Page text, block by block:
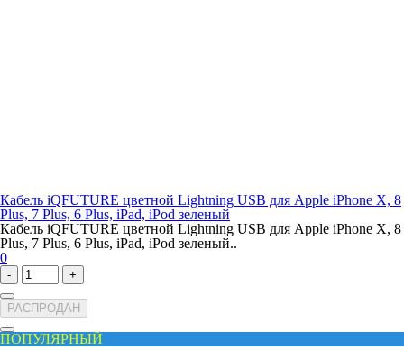
Кабель iQFUTURE цветной Lightning USB для Apple iPhone X, 8
Plus, 7 Plus, 6 Plus, iPad, iPod зеленый
Кабель iQFUTURE цветной Lightning USB для Apple iPhone X, 8
Plus, 7 Plus, 6 Plus, iPad, iPod зеленый..
0
- +
РАСПРОДАН
ПОПУЛЯРНЫЙ